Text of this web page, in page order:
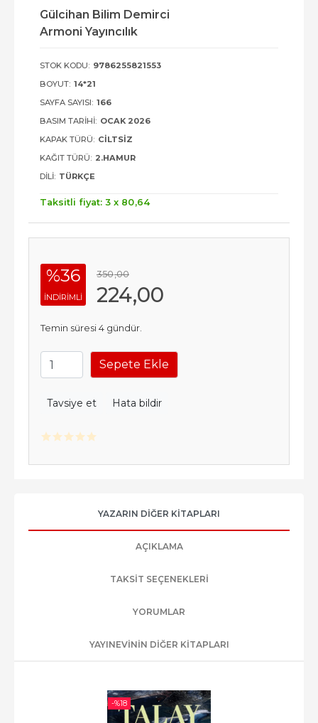
Gülcihan Bilim Demirci
Armoni Yayıncılık
STOK KODU: 9786255821553
BOYUT: 14*21
SAYFA SAYISI: 166
BASIM TARIHI: OCAK 2026
KAPAK TÜRÜ: CILTSIZ
KAĞIT TÜRÜ: 2.HAMUR
DILI: TÜRKÇE
Taksitli fiyat: 3 x 80,64
%36
INDIRIMLI
350,00
224,00
Temin süresi 4 gündür.
Sepete Ekle
Tavsiye et Hata bildir
YAZARIN DIĞER KITAPLARI
AÇIKLAMA
TAKSIT SEÇENEKLERI
YORUMLAR
YAYINEVININ DIĞER KITAPLARI
-%18